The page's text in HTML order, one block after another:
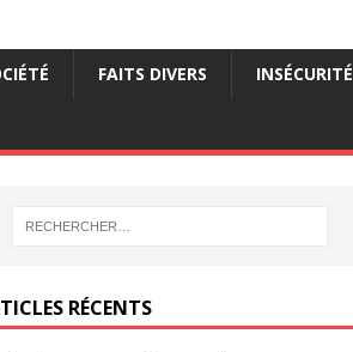
FAITS DIVERS INSÉCURITÉ
RÉCENTS